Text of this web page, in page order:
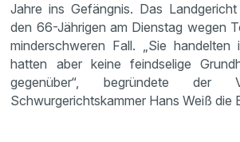
Jahre ins Gefängnis. Das
den 66-Jährigen am Dienstag wegen
minderschweren Fall. „Sie handelten
hatten aber keine feindselige
gegenüber“, begründete der
Schwurgerichtskammer Hans Weiß die